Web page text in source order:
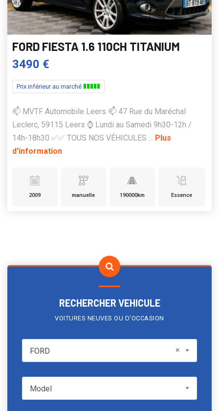
FORD FIESTA 1.6 110CH TITANIUM
3490 €
Prix inférieur au marché
📫 MVTF Automobile Leers 📫 47 Rue du Maréchal
Leclerc, 59115 Leers ⌚ Lundi au Samedi 9h30-12h /
14h-18h30 ✅✅ TOUS NOS VÉHICULES ... Plus
d'information
2009 manuelle 190000km Essence
RECHERCHER VEHICULE
VOITURES NEUVES OU D'OCCASION
×
FORD
ModelModel